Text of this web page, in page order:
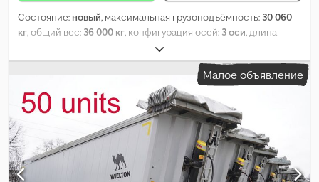
Состояние: новый, максимальная грузоподъёмность: 30 060
кг, общий вес: 36 000 кг, конфигурация осей: 3 оси, длина
, ширина пространства для
загрузки:2 346 мм, высота грузового отсека:1 515 мм, объем
, общая ширина:2 550 мм, общая
высота:
, Год выпуска:2026, Оборудование:
Малое объявление